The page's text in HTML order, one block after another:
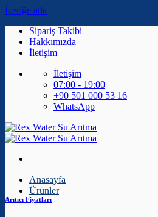
İçeriğe atla
Sipariş Takibi
Hakkımızda
İletişim
İletişim
07:00 - 19:00
+90 501 000 53 16
WhatsApp
Anasayfa
Ürünler
Arıtıcı Fiyatları